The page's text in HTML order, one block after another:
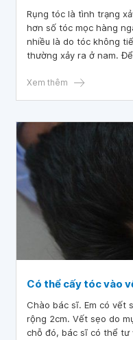
Rụng tóc là tình trạng
hơn số tóc mọc hàng
nhiều là do tóc không
thường xảy ra ở nam.
Xem thêm
Có thể cấy tóc vào
Chào bác sĩ. Em có vết
rộng 2cm. Vết sẹo do
chỗ đó, bác sĩ có thể tư